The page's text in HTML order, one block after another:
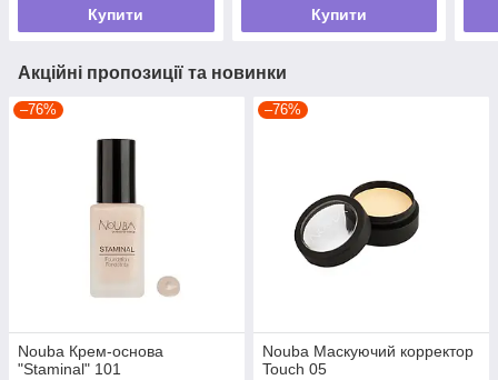
Купити Купити
Акційні пропозиції та новинки
–76%
Nouba Крем-основа
"Staminal" 101
–76%
Nouba Маскуючий корректор
Touch 05